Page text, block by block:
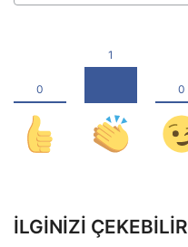
İLGINIZI ÇEKEBILIR